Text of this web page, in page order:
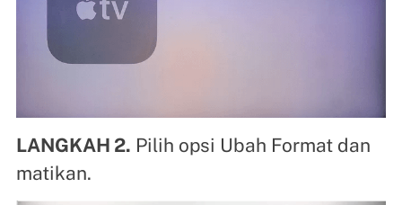
LANGKAH 2. Pilih opsi Ubah Format dan
matikan.